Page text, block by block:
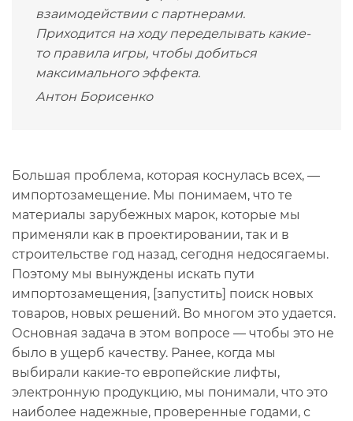
взаимодействии с партнерами.
Приходится на ходу переделывать какие-
то правила игры, чтобы добиться
максимального эффекта.
Антон Борисенко
Большая проблема, которая коснулась всех, —
импортозамещение. Мы понимаем, что те
материалы зарубежных марок, которые мы
применяли как в проектировании, так и в
строительстве год назад, сегодня недосягаемы.
Поэтому мы вынуждены искать пути
импортозамещения, [запустить] поиск новых
товаров, новых решений. Во многом это удается.
Основная задача в этом вопросе — чтобы это не
было в ущерб качеству. Ранее, когда мы
выбирали какие-то европейские лифты,
электронную продукцию, мы понимали, что это
наиболее надежные, проверенные годами, с